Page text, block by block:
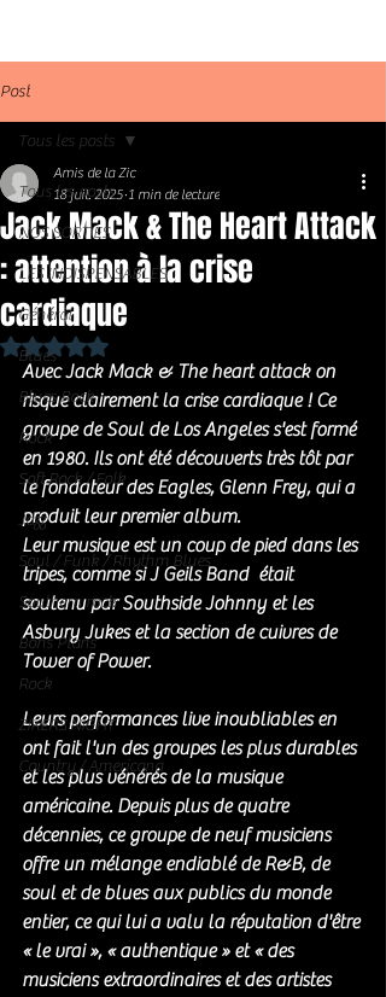
Post
Tous les posts
NOS SORTIES
LES INDISPENSABLES
Général
Blues
Blues Rock
Rock
Soft Rock / Folk
Jazz
Soul / Funk / Rhythm Blues
Southern rock
Bons Plans
Rock
ZIKERS NIGHT
Country / Americana
Tous les posts
Jack Mack & The Heart Attack
: attention à la crise
cardiaque
Amis de la Zic
18 juil. 2025 1 min de lecture
Noté NaN étoiles sur 5.
Avec Jack Mack & The heart attack on
risque clairement la crise cardiaque ! Ce
groupe de Soul de Los Angeles s'est formé
en 1980. Ils ont été découverts très tôt par
le fondateur des Eagles, Glenn Frey, qui a
produit leur premier album.
Leur musique est un coup de pied dans les
tripes, comme si J Geils Band  était
soutenu par Southside Johnny et les
Asbury Jukes et la section de cuivres de
Tower of Power.
Leurs performances live inoubliables en
ont fait l'un des groupes les plus durables
et les plus vénérés de la musique
américaine. Depuis plus de quatre
décennies, ce groupe de neuf musiciens
offre un mélange endiablé de R&B, de
soul et de blues aux publics du monde
entier, ce qui lui a valu la réputation d'être
« le vrai », « authentique » et « des
musiciens extraordinaires et des artistes